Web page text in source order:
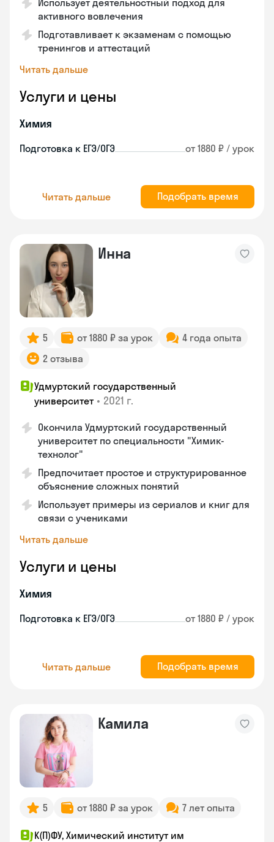
Использует деятельностный подход для
активного вовлечения
Подготавливает к экзаменам с помощью
тренингов и аттестаций
Читать дальше
Услуги и цены
Химия
Подготовка к ЕГЭ/ОГЭ от 1880 ₽ / урок
Читать дальше Подобрать время
Инна
5 от 1880 ₽ за урок
4 года опыта
2 отзыва
Удмуртский государственный
университет • 2021 г.
Окончила Удмуртский государственный
университет по специальности "Химик-
технолог"
Предпочитает простое и структурированное
объяснение сложных понятий
Использует примеры из сериалов и книг для
связи с учениками
Читать дальше
Услуги и цены
Химия
Подготовка к ЕГЭ/ОГЭ от 1880 ₽ / урок
Читать дальше Подобрать время
Камила
5 от 1880 ₽ за урок 7 лет опыта
К(П)ФУ, Химический институт им